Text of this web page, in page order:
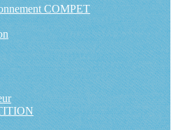
COMPET